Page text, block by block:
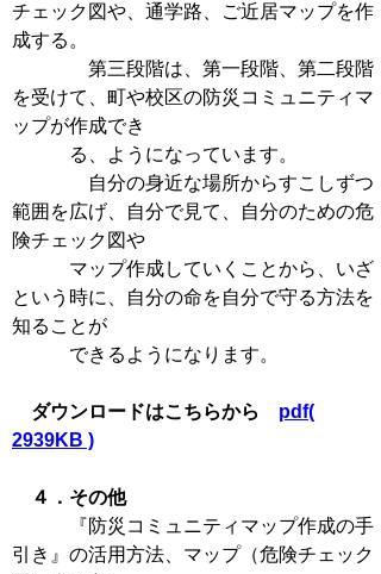
チェック図や、通学路、ご近居マップを作
成する。
第三段階は、第一段階、第二段階
を受けて、町や校区の防災コミュニティマ
ップが作成でき
る、ようになっています。
自分の身近な場所からすこしずつ
範囲を広げ、自分で見て、自分のための危
険チェック図や
マップ作成していくことから、いざ
という時に、自分の命を自分で守る方法を
知ることが
できるようになります。
ダウンロードはこちらから pdf(
2939KB )
４．その他
『防災コミュニティマップ作成の手
引き』の活用方法、マップ（危険チェック